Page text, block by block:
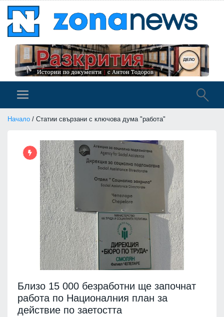
Начало / Статии свързани с ключова дума "работа"
Близо 15 000 безработни ще започнат
работа по Националния план за
действие по заетостта